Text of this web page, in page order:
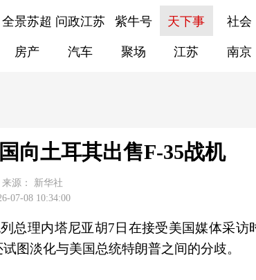
全景苏超 问政江苏 紫牛号 天下事 社会
房产 汽车 聚场 江苏 南京
向土耳其出售F-35战机
来源：
新华社
07-08 10:34:00
总理内塔尼亚胡7日在接受美国媒体采访
图淡化与美国总统特朗普之间的分歧。